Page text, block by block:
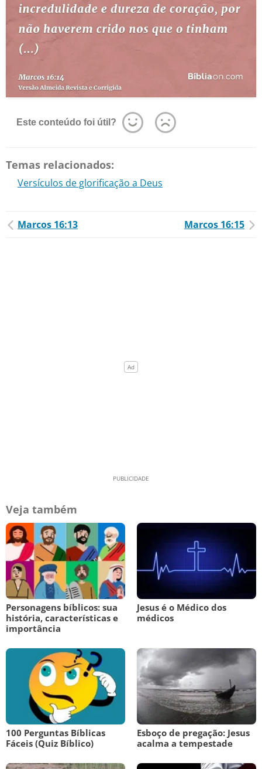
Este conteúdo foi útil?
Temas relacionados:
Versículos de glorificação a Deus
Marcos 16:13 Marcos 16:15
Veja também
Personagens bíblicos: sua
história, características e
importância
Jesus é o Médico dos
médicos
100 Perguntas Bíblicas
Fáceis (Quiz Bíblico)
Esboço de pregação: Jesus
acalma a tempestade